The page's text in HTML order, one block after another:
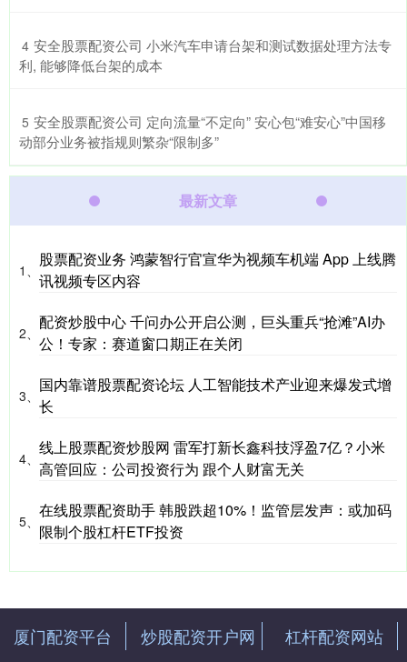
4 ​安全股票配资公司 小米汽车申请台架和测试数据处理方法专
利, 能够降低台架的成本
5 ​安全股票配资公司 定向流量“不定向” 安心包“难安心”中国移
动部分业务被指规则繁杂“限制多”
最新文章
1、
股票配资业务 鸿蒙智行官宣华为视频车机端 App 上线腾
讯视频专区内容
2、
配资炒股中心 千问办公开启公测，巨头重兵“抢滩”AI办
公！专家：赛道窗口期正在关闭
3、
国内靠谱股票配资论坛 人工智能技术产业迎来爆发式增
长
4、
线上股票配资炒股网 雷军打新长鑫科技浮盈7亿？小米
高管回应：公司投资行为 跟个人财富无关
5、
在线股票配资助手 韩股跌超10%！监管层发声：或加码
限制个股杠杆ETF投资
厦门配资平台 炒股配资开户网 杠杆配资网站